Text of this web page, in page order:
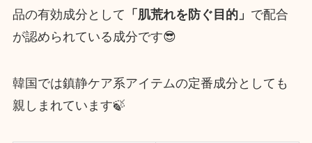
品の有効成分として 「肌荒れを防ぐ目的」 で配合
が認められている成分です😎
韓国では鎮静ケア系アイテムの定番成分としても
親しまれています🍃